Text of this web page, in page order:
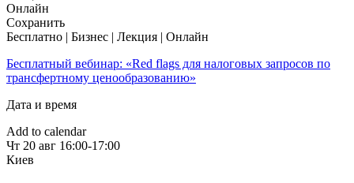
Онлайн
Сохранить
Бесплатно | Бизнес | Лекция | Онлайн
Бесплатный вебинар: «Red flags для налоговых запросов по
трансфертному ценообразованию»
Дата и время
Add to calendar
Чт 20 авг 16:00-17:00
Киев